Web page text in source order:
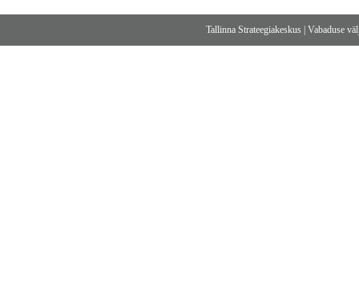
Tallinna Strateegiakeskus |Vabaduse